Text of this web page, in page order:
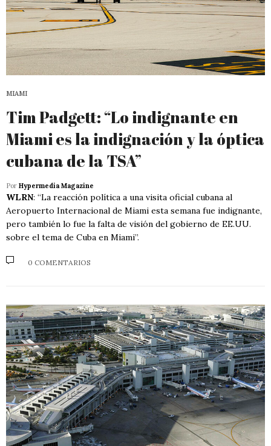
MIAMI
Tim Padgett: “Lo indignante en
Miami es la indignación y la óptica
cubana de la TSA”
Por Hypermedia Magazine
WLRN: “La reacción política a una visita oficial cubana al
Aeropuerto Internacional de Miami esta semana fue indignante,
pero también lo fue la falta de visión del gobierno de EE.UU.
sobre el tema de Cuba en Miami”.
0 COMENTARIOS